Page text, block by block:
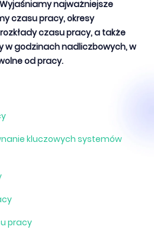
najważniejsze
czasu pracy, okresy
czasu pracy, a także
godzinach nadliczbowych, w
od pracy.
kluczowych systemów
pracy